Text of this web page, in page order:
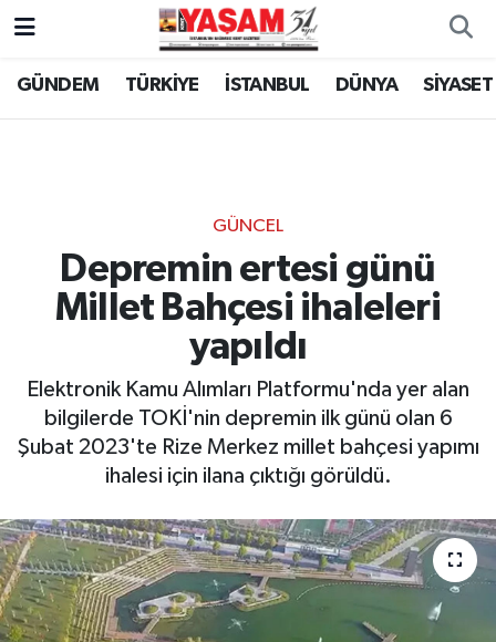
GÜNDEM TÜRKİYE İSTANBUL DÜNYA SİYASET
GÜNCEL
Depremin ertesi günü
Millet Bahçesi ihaleleri
yapıldı
Elektronik Kamu Alımları Platformu'nda yer alan
bilgilerde TOKİ'nin depremin ilk günü olan 6
Şubat 2023'te Rize Merkez millet bahçesi yapımı
ihalesi için ilana çıktığı görüldü.